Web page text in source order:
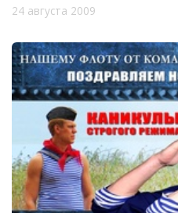
24 августа 2009